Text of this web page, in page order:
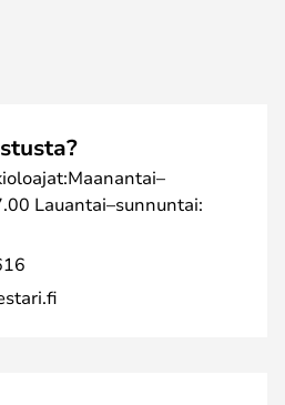
Lauantai–sunnuntai: